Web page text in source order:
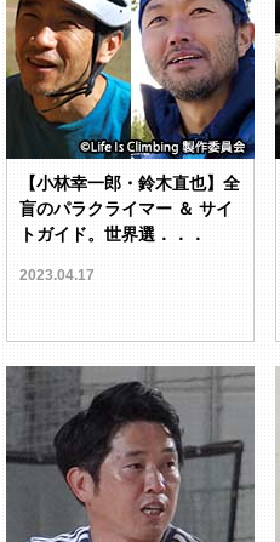
【小林幸一郎・鈴木直也】全
盲のパラクライマー ＆ サイ
トガイド。世界選．．．
2023.04.17